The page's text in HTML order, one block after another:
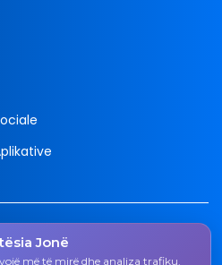
Jonë
më të mirë dhe analiza trafiku.